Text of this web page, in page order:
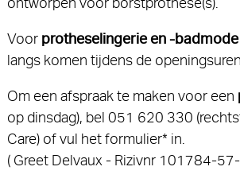
Voor protheselingerie en -badmode
langs komen tijdens de
Om een afspraak te maken voor een
op dinsdag), bel 051 620 330
Care) of vul het formulier* in.
( Greet Delvaux - Rizivnr 101784-